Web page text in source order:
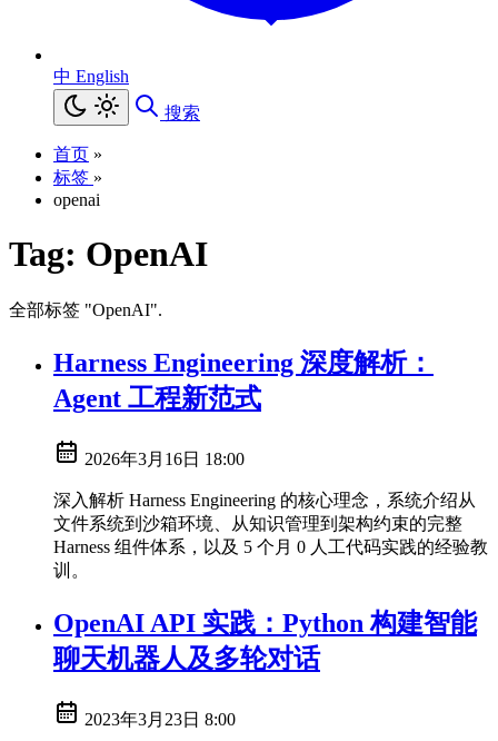
中 English
搜索
首页 »
标签 »
openai
Tag: OpenAI
全部标签 "OpenAI".
Harness Engineering 深度解析：
Agent 工程新范式
2026年3月16日 18:00
深入解析 Harness Engineering 的核心理念，系统介绍从
文件系统到沙箱环境、从知识管理到架构约束的完整
Harness 组件体系，以及 5 个月 0 人工代码实践的经验教
训。
OpenAI API 实践：Python 构建智能
聊天机器人及多轮对话
2023年3月23日 8:00